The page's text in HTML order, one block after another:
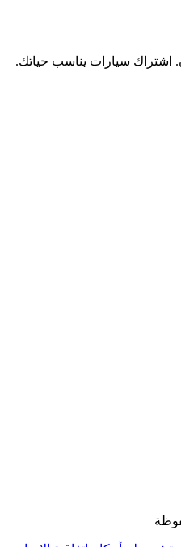
اشتراك سيارات يناسب حياتك.